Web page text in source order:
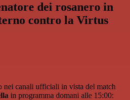
dei rosanero in
contro la Virtus
nei canali ufficiali in vista del match
in programma domani alle 15:00: